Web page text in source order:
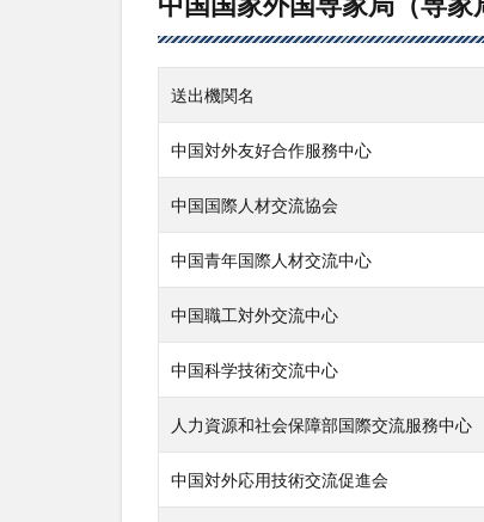
送出機関名
中国対外友好合作服務中心
中国国際人材交流協会
中国青年国際人材交流中心
中国職工対外交流中心
中国科学技術交流中心
人力資源和社会保障部国際交流服務中心
中国対外応用技術交流促進会